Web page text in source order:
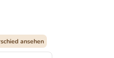
ansehen